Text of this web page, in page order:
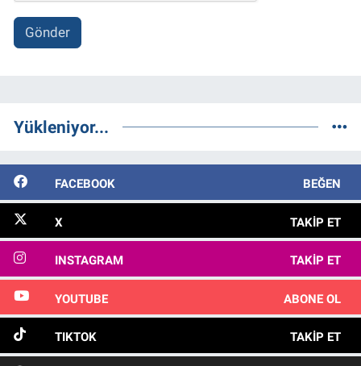
Gönder
Yükleniyor...
FACEBOOK BEĞEN
X TAKIP ET
INSTAGRAM TAKIP ET
YOUTUBE ABONE OL
TIKTOK TAKIP ET